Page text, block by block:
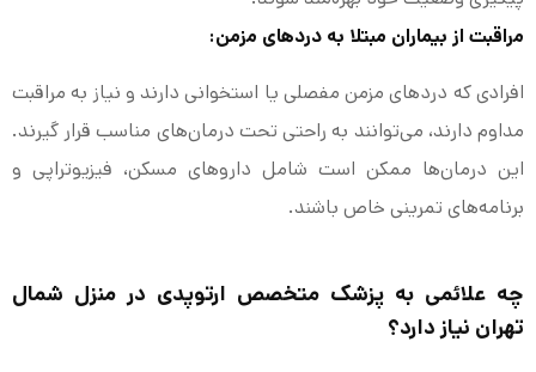
مراقبت از بیماران مبتلا به دردهای مزمن:
افرادی که دردهای مزمن مفصلی یا استخوانی دارند و نیاز به مراقبت
مداوم دارند، می‌توانند به راحتی تحت درمان‌های مناسب قرار گیرند.
این درمان‌ها ممکن است شامل داروهای مسکن، فیزیوتراپی و
برنامه‌های تمرینی خاص باشند.
چه علائمی به پزشک متخصص ارتوپدی در منزل شمال
تهران نیاز دارد؟